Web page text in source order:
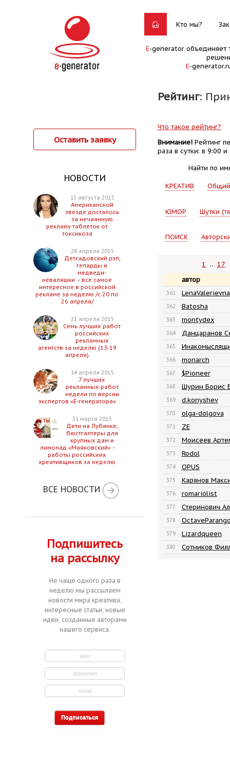
Кто мы?
E-generator объединяет
E-
Рейтинг:
Оставить заявку
НОВОСТИ
13 августа 2015
Американской
звезде досталось
за нечаянную
рекламу таблеток от
токсикоза
28 апреля 2015
Детсадовский рэп,
гепарды и
медведи-
неваляшки – все самое
интересное в российской
рекламе за неделю /с 20 по
26 апреля/
21 апреля 2015
Семь лучших работ
российских
рекламных
агентств за неделю (13-19
апреля)
14 апреля 2015
7 лучших
рекламных работ
недели по версии
экспертов «Е-генератора»
31 марта 2015
Дети на Лубянке,
бюстгалтеры для
крупных дам и
лимонад «Маяковский» -
работы российских
креативщиков за неделю
ВСЕ НОВОСТИ
Подпишитесь
на рассылку
Не чаще одного раза в
неделю мы рассылаем
новости мира креатива,
интересные статьи, новые
идеи, созданные авторами
нашего сервиса.
Что такое рейтинг?
Внимание!Рейтинг
раза в сутки: в 9:00
Найти по
КРЕАТИВ
ЮМОР Шутки
ПОИСК
1 .. 17
автор
361 LenaValerievna
362 Batosha
363 montydex
364 Данцаранов
365
366 monarch
367 $Pioneer
368 Шурин Борис
369 d.konyshev
370 olga-dolgova
371 ZE
372 Моисеев
373 Rodol
374 OPUS
375 Карянов
376 romariolist
377 Стеринович
378
379 Lizardqueen
380 Сотников